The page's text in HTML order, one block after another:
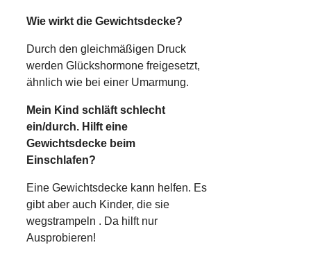
Wie wirkt die Gewichtsdecke?
Durch den gleichmäßigen Druck
werden Glückshormone freigesetzt,
ähnlich wie bei einer Umarmung.
Mein Kind schläft schlecht
ein/durch. Hilft eine
Gewichtsdecke beim
Einschlafen?
Eine Gewichtsdecke kann helfen. Es
gibt aber auch Kinder, die sie
wegstrampeln . Da hilft nur
Ausprobieren!